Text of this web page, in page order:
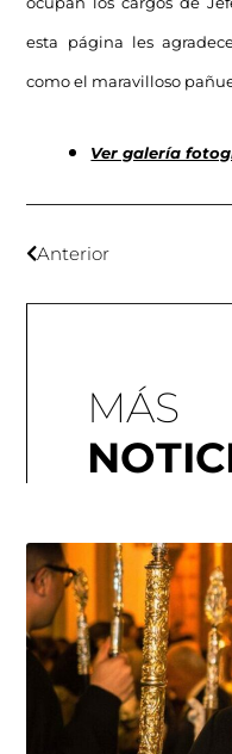
esta página les
como el maravilloso
Ver galería
Anterior
MÁS